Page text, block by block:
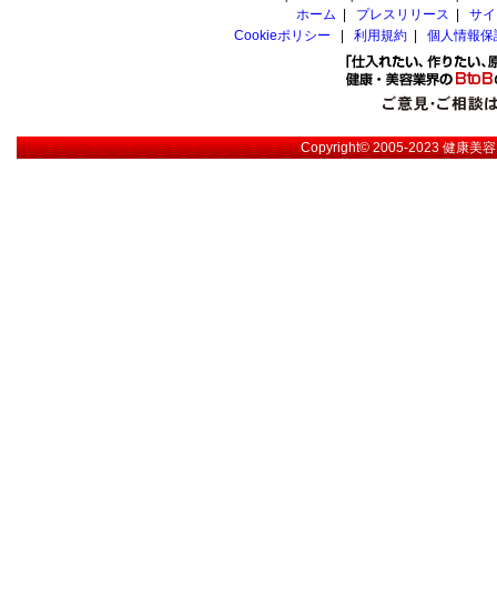
ホーム
プレスリリース
サ
Cookieポリシー
利用規約 個人情報
Copyright© 2005-2023健康美